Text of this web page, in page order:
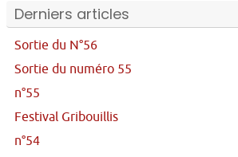
Derniers articles
Sortie du N°56
Sortie du numéro 55
n°55
Festival Gribouillis
n°54